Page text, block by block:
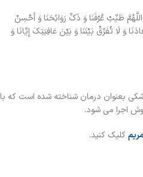
اللَّهُمَّ طَيِّبْ عُرْفَنَا وَ ذَكِّ رَوَائِحَنَا وَ أَحْسِنْ
وَ لَا تُفَرِّقْ بَيْنَنَا وَ بَيْنَ عَافِيَتِكَ إِيَّانَا وَ
بعنوان درمان شناخته شده است که با
اجرا می شود.
کلیک کنید.